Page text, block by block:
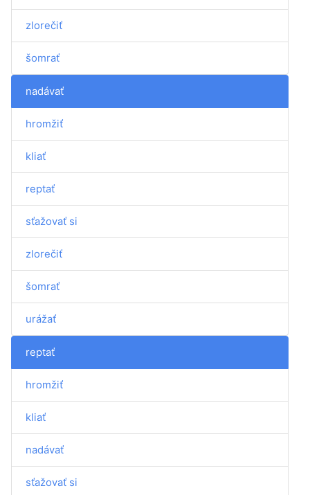
zlorečiť
šomrať
nadávať
hromžiť
kliať
reptať
sťažovať si
zlorečiť
šomrať
urážať
reptať
hromžiť
kliať
nadávať
sťažovať si